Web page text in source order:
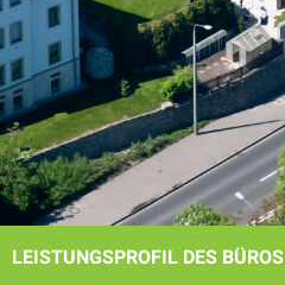
LEISTUNGSPROFIL DES BÜROS